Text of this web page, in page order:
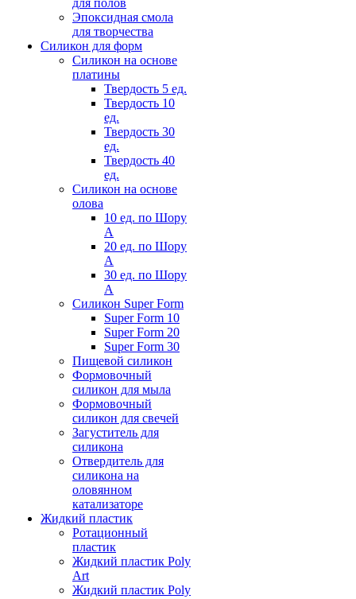
для полов
Эпоксидная смола
для творчества
Силикон для форм
Силикон на основе
платины
Твердость 5 ед.
Твердость 10
ед.
Твердость 30
ед.
Твердость 40
ед.
Силикон на основе
олова
10 ед. по Шору
А
20 ед. по Шору
А
30 ед. по Шору
А
Силикон Super Form
Super Form 10
Super Form 20
Super Form 30
Пищевой силикон
Формовочный
силикон для мыла
Формовочный
силикон для свечей
Загуститель для
силикона
Отвердитель для
силикона на
оловянном
катализаторе
Жидкий пластик
Ротационный
пластик
Жидкий пластик Poly
Art
Жидкий пластик Poly